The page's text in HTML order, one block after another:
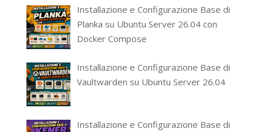
Installazione e Configurazione Base di
Planka su Ubuntu Server 26.04 con
Docker Compose
Installazione e Configurazione Base di
Vaultwarden su Ubuntu Server 26.04
Installazione e Configurazione Base di